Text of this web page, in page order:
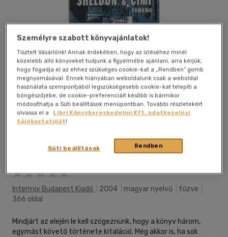
Kívánságlistához adom Megosztom
Intermix Budapest Kiadó 2004 magyar nyelvű fűzve
366 oldal
Mindjárt az elején le kell szögeznünk, hogy a könyv három,
egymást követő története kitaláció. Még akkor is, ha sok
Személyre szabott könyvajánlatok!
Tisztelt Vásárlónk! Annak érdekében, hogy az ízléséhez minél
közelebb álló könyveket tudjunk a figyelmébe ajánlani, arra kérjük,
hogy fogadja el az ehhez szükséges cookie-kat a „Rendben” gomb
megnyomásával. Ennek hiányában weboldalunk csak a weboldal
használata szempontjából legszükségesebb cookie-kat telepíti a
böngészőjébe, de cookie-preferenciáit később is bármikor
módosíthatja a Süti beállítások menüpontban. További részletekért
olvassa el a
Libri Könyvkereskedelmi Kft. adatkezelési
tájékoztatóját!
Rendben
Süti beállítások